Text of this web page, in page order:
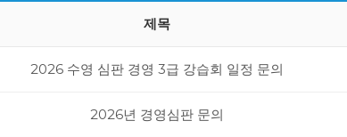
제목
2026 수영 심판 경영 3급 강습회 일정 문의
2026년 경영심판 문의